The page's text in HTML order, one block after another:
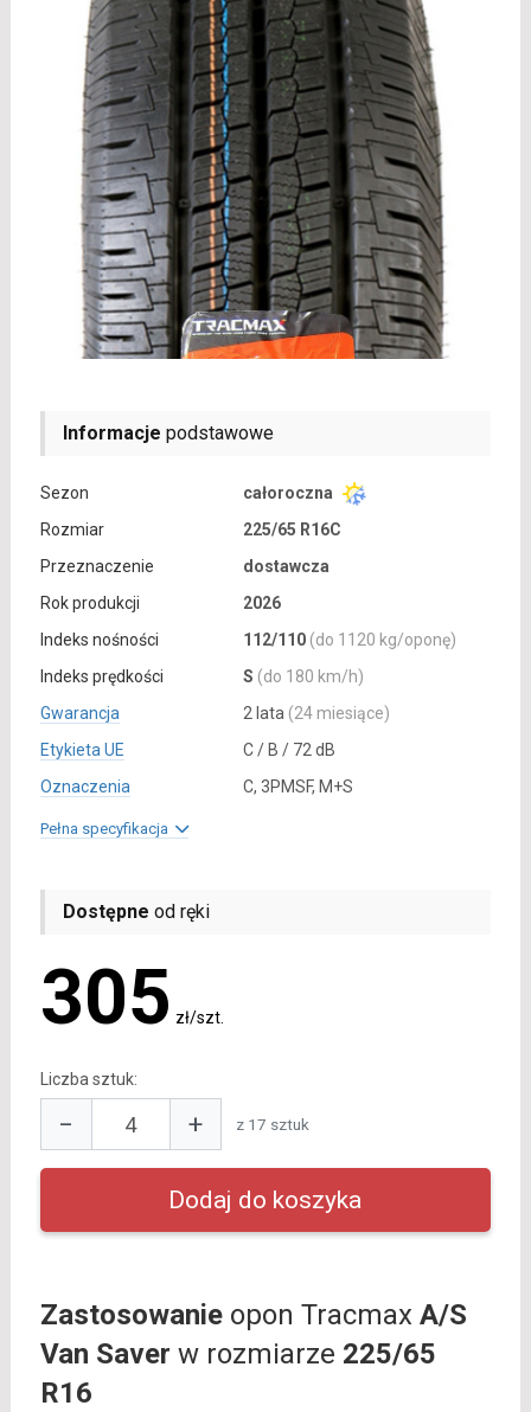
Informacje podstawowe
Sezon
całoroczna
Rozmiar
225/65 R16C
Przeznaczenie
dostawcza
Rok produkcji
2026
Indeks nośności
112/110 (do 1120 kg/oponę)
Indeks prędkości
S (do 180 km/h)
Gwarancja
2 lata (24 miesiące)
Etykieta UE
C / B / 72 dB
Oznaczenia
C, 3PMSF, M+S
Pełna specyfikacja
Dostępne od ręki
305 zł/szt.
Liczba sztuk:
− + z 17 sztuk
Zastosowanieopon Tracmax A/S
Van Saver w rozmiarze 225/65
R16